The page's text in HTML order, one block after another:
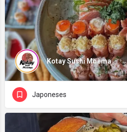
Kotay Sushi Moema
Japoneses